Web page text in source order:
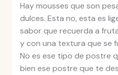
Hay mousses que son
dulces. Esta no, esta es
sabor que recuerda a
y con una textura que se
No es ese tipo de postre
bien ese postre que te